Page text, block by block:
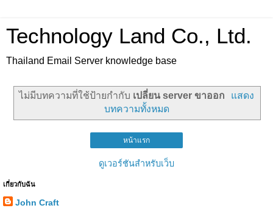
Technology Land Co., Ltd.
Thailand Email Server knowledge base
ไม่มีบทความที่ใช้ป้ายกำกับ เปลี่ยน server ขาออก
แสดง
บทความทั้งหมด
หน้าแรก
ดูเวอร์ชันสำหรับเว็บ
เกี่ยวกับฉัน
John Craft